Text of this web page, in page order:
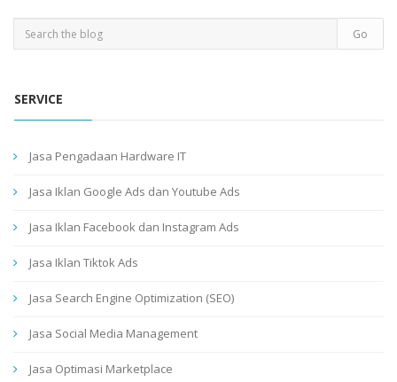
SERVICE
Jasa Pengadaan Hardware IT
Jasa Iklan Google Ads dan Youtube Ads
Jasa Iklan Facebook dan Instagram Ads
Jasa Iklan Tiktok Ads
Jasa Search Engine Optimization (SEO)
Jasa Social Media Management
Jasa Optimasi Marketplace